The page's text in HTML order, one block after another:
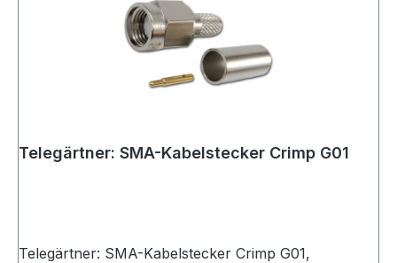
Telegärtner: SMA-Kabelstecker Crimp G01
Telegärtner: SMA-Kabelstecker Crimp G01,